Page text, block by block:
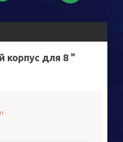
корпус для 8 "